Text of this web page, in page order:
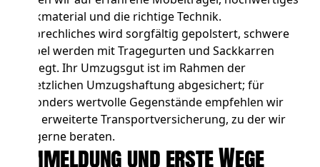
Packmaterial und die richtige Technik.
Zerbrechliches wird sorgfältig gepolstert, schwere
Möbel werden mit Tragegurten und Sackkarren
bewegt. Ihr Umzugsgut ist im Rahmen der
gesetzlichen Umzugshaftung abgesichert; für
besonders wertvolle Gegenstände empfehlen wir
eine erweiterte Transportversicherung, zu der wir
Sie gerne beraten.
Ummeldung und erste Wege